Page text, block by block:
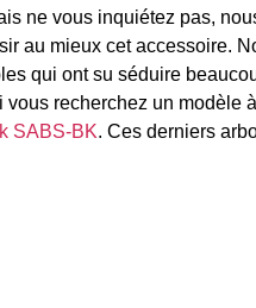
ne vous inquiétez pas,
au mieux cet accessoire.
qui ont su séduire
vous recherchez un
SABS-BK. Ces derniers